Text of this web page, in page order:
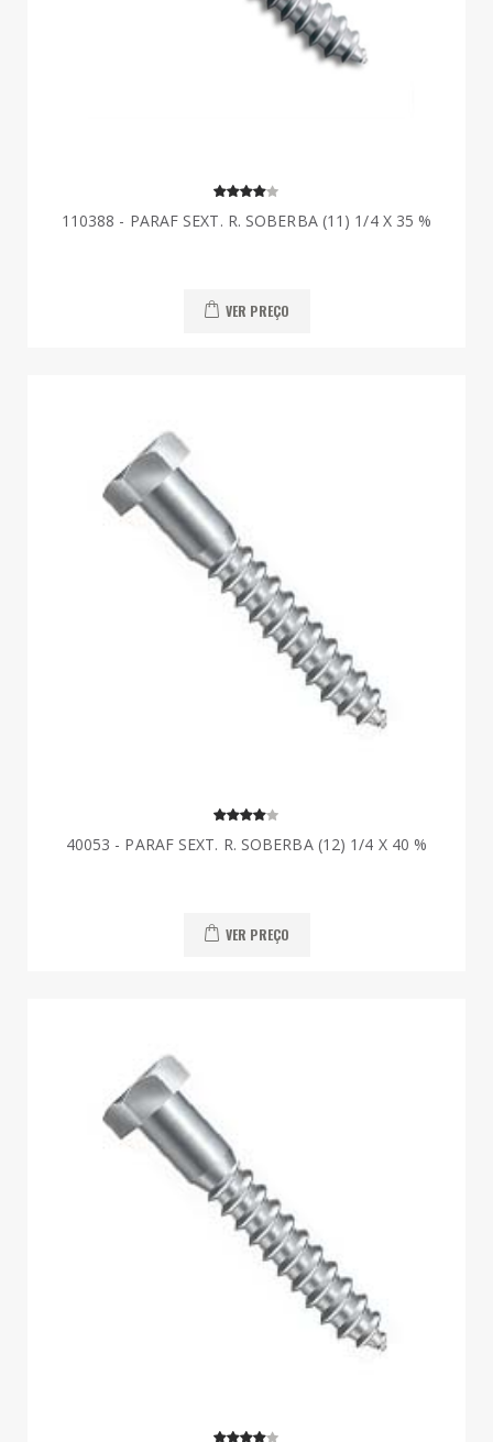
110388 - PARAF SEXT. R. SOBERBA (11) 1/4 X 35 %
VER PREÇO
40053 - PARAF SEXT. R. SOBERBA (12) 1/4 X 40 %
VER PREÇO